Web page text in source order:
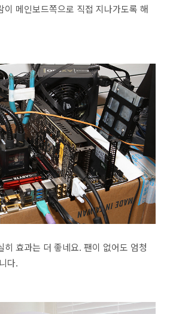
이 메인보드쪽으로 직접 지나가도록 해
히 효과는 더 좋네요. 팬이 없어도 엄청
다.